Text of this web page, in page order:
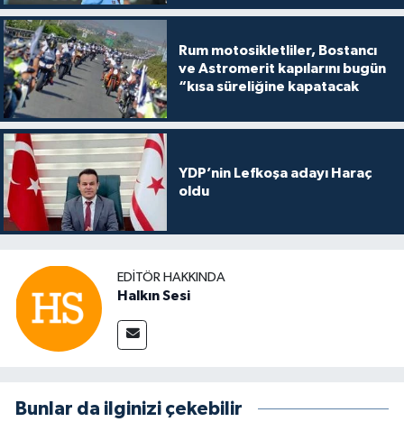
Rum motosikletliler, Bostancı
ve Astromerit kapılarını bugün
“kısa süreliğine kapatacak
YDP’nin Lefkoşa adayı Haraç
oldu
EDITÖR HAKKINDA
Halkın Sesi
Bunlar da ilginizi çekebilir